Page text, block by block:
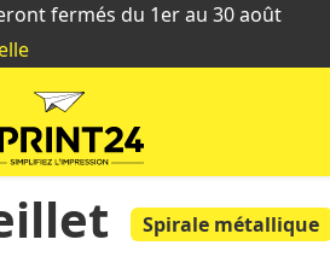
fermés du 1er au 30 août
Spirale métallique